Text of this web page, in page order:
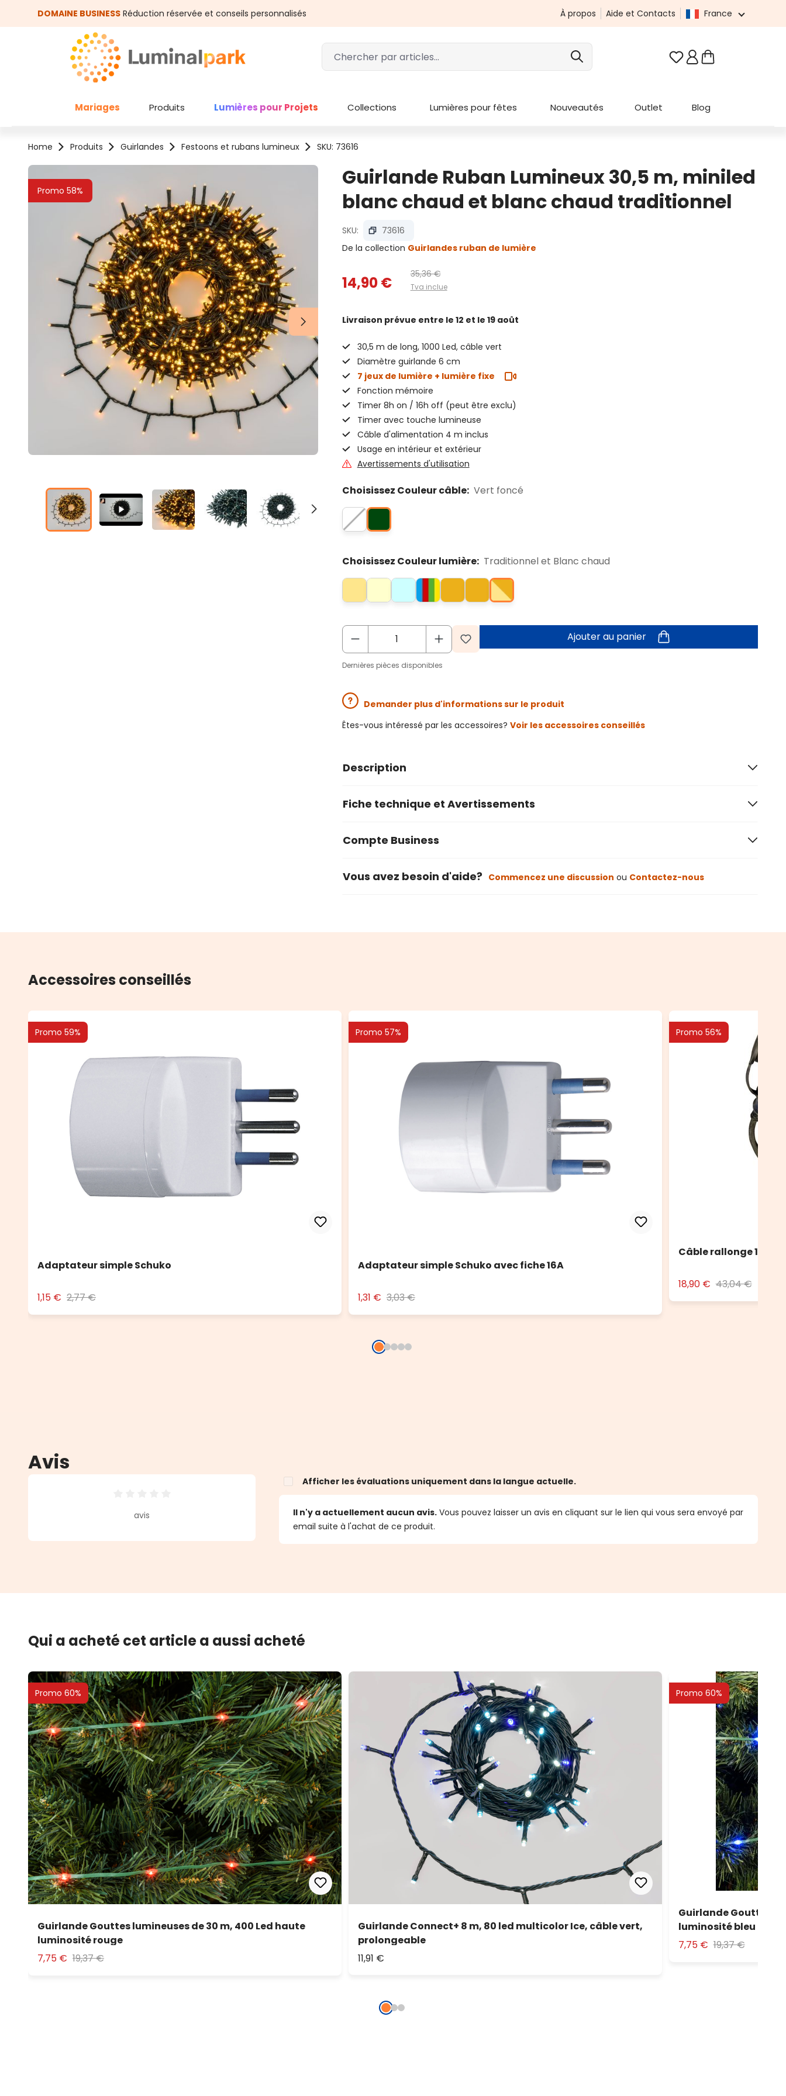
au contenu principal
Passer à la recherche
DOMAINE BUSINESS Réduction réservée et conseils personnalisés À propos Aide et Contacts France
Vous avez 0 articles
Mariages Produits Lumières pour Projets Collections Lumières pour fêtes Nouveautés Outlet Blog
Home Produits Guirlandes Festoons et rubans lumineux SKU: 73616
Promo 58%
Ignorer la galerie d'images
Guirlande Ruban Lumineux 30,5 m, miniled
blanc chaud et blanc chaud traditionnel
SKU:
73616
De la collection Guirlandes ruban de lumière
14,90 € 35,36 €
Tva inclue
Livraison prévue entre le 12 et le 19 août
30,5 m de long, 1000 Led, câble vert
Diamètre guirlande 6 cm
7 jeux de lumière + lumière fixe
Fonction mémoire
Timer 8h on / 16h off (peut être exclu)
Timer avec touche lumineuse
Câble d'alimentation 4 m inclus
Usage en intérieur et extérieur
Avertissements d'utilisation
Choisissez Couleur câble: Vert foncé
Choisissez Couleur lumière: Traditionnel et Blanc chaud
Ajouter au panier
Dernières pièces disponibles
Demander plus d'informations sur le produit
Êtes-vous intéressé par les accessoires? Voir les accessoires conseillés
Description
Fiche technique et Avertissements
Compte Business
Vous avez besoin d'aide? Commencez une discussion ou Contactez-nous
Accessoires conseillés
Promo 59%
Adaptateur simple Schuko
1,15 € 2,77 €
Promo 57%
Adaptateur simple Schuko avec fiche 16A
1,31 € 3,03 €
Promo 56%
Câble rallonge 10 m
18,90 € 43,04 €
Avis
Note moyenne de 0 sur 5 étoiles
avis
Afficher les évaluations uniquement dans la langue actuelle.
Il n'y a actuellement aucun avis. Vous pouvez laisser un avis en cliquant sur le lien qui vous sera envoyé par
email suite à l'achat de ce produit.
Qui a acheté cet article a aussi acheté
Promo 60%
Guirlande Gouttes lumineuses de 30 m, 400 Led haute
luminosité rouge
7,75 € 19,37 €
Guirlande Connect+ 8 m, 80 led multicolor Ice, câble vert,
prolongeable
11,91 €
Promo 60%
Guirlande Gouttes
luminosité bleu
7,75 € 19,37 €